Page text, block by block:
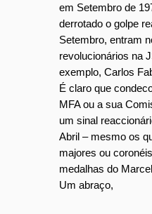
em Setembro de
derrotado o golpe
Setembro, entram
revolucionários na
exemplo, Carlos
É claro que
MFA ou a sua
um sinal
Abril – mesmo os
majores ou
medalhas do
Um abraço,